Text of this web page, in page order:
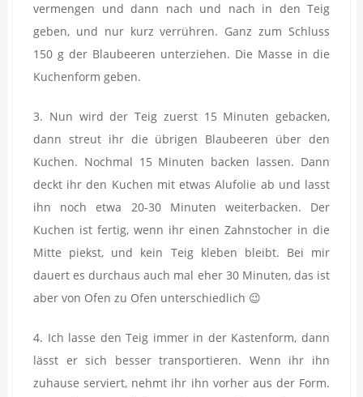
vermengen und dann nach und nach in den Teig
geben, und nur kurz verrühren. Ganz zum Schluss
150 g der Blaubeeren unterziehen. Die Masse in die
Kuchenform geben.
3. Nun wird der Teig zuerst 15 Minuten gebacken,
dann streut ihr die übrigen Blaubeeren über den
Kuchen. Nochmal 15 Minuten backen lassen. Dann
deckt ihr den Kuchen mit etwas Alufolie ab und lasst
ihn noch etwa 20-30 Minuten weiterbacken. Der
Kuchen ist fertig, wenn ihr einen Zahnstocher in die
Mitte piekst, und kein Teig kleben bleibt. Bei mir
dauert es durchaus auch mal eher 30 Minuten, das ist
aber von Ofen zu Ofen unterschiedlich 😉
4. Ich lasse den Teig immer in der Kastenform, dann
lässt er sich besser transportieren. Wenn ihr ihn
zuhause serviert, nehmt ihr ihn vorher aus der Form.